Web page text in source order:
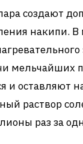
создают
накипи.
мельчайших
и оставляют
раствор
раз за